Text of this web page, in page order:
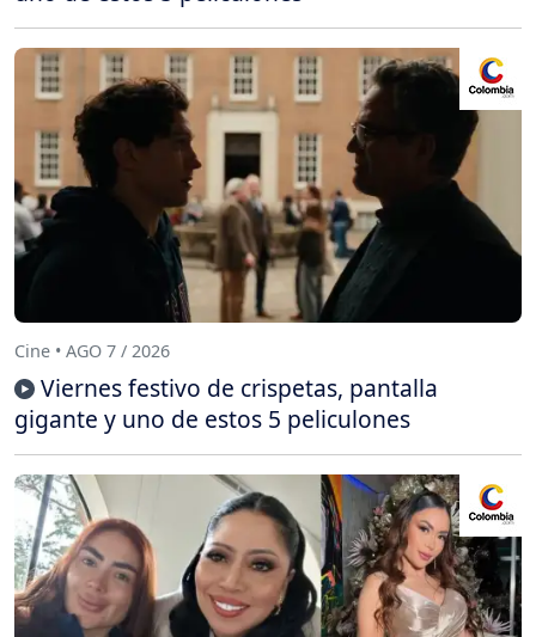
Cine • AGO 7 / 2026
Viernes festivo de crispetas, pantalla
gigante y uno de estos 5 peliculones